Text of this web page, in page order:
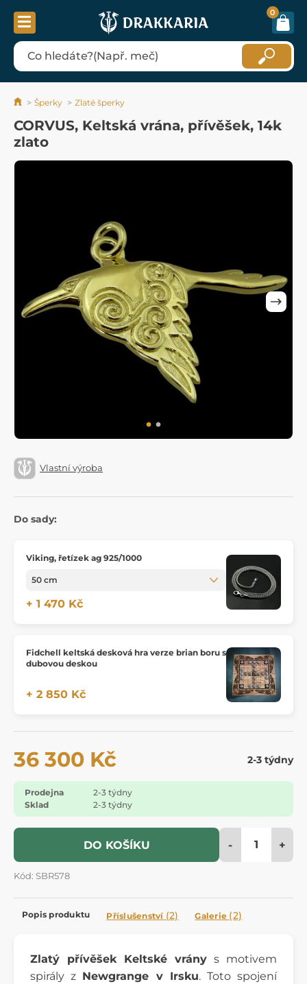
0
Šperky Zlaté šperky
CORVUS, Keltská vrána, přívěšek, 14k
zlato
Vlastní výroba
Do sady:
Viking, řetízek ag 925/1000
+ 1 470 Kč
Fidchell keltská desková hra verze brian boru s
dubovou deskou
+ 2 850 Kč
36 300 Kč 2-3 týdny
Prodejna
2-3 týdny
Sklad
2-3 týdny
DO KOŠÍKU - +
Kód: SBR578
Popis produktu Příslušenství (2) Galerie (2)
Zlatý přívěšek Keltské vrány s motivem
spirály z Newgrange v Irsku. Toto spojení